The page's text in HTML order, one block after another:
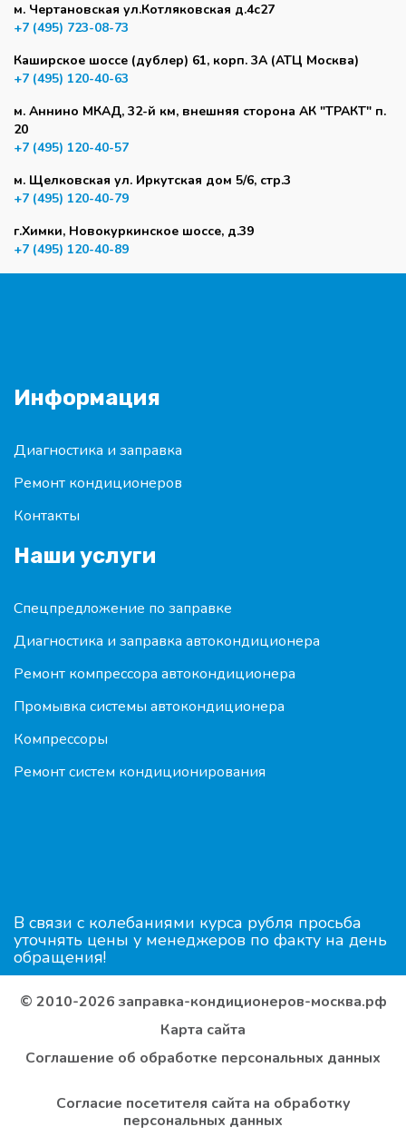
м. Чертановская ул.Котляковская д.4с27
+7 (495) 723-08-73
Каширское шоссе (дублер) 61, корп. 3А (АТЦ Москва)
+7 (495) 120-40-63
м. Аннино МКАД, 32-й км, внешняя сторона АК "ТРАКТ" п.
20
+7 (495) 120-40-57
м. Щелковская ул. Иркутская дом 5/6, стр.3
+7 (495) 120-40-79
г.Химки, Новокуркинское шоссе, д.39
+7 (495) 120-40-89
Информация
Диагностика и заправка
Ремонт кондиционеров
Контакты
Наши услуги
Спецпредложение по заправке
Диагностика и заправка автокондиционера
Ремонт компрессора автокондиционера
Промывка системы автокондиционера
Компрессоры
Ремонт систем кондиционирования
В связи с колебаниями курса рубля просьба
уточнять цены у менеджеров по факту на день
обращения!
© 2010-2026 заправка-кондиционеров-москва.рф
Карта сайта
Соглашение об обработке персональных данных
Согласие посетителя сайта на обработку
персональных данных